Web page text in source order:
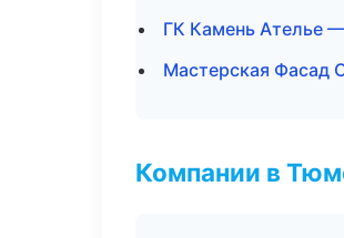
ГК Камень Ателье
Мастерская Фасад
Компании в